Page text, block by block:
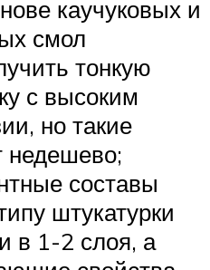
каучуковых и
смол
тонкую
с высоким
но такие
недешево;
составы
штукатурки
в 1-2 слоя, а